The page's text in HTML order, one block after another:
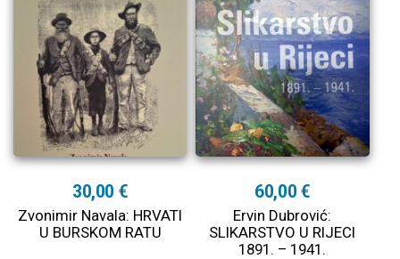
30,00 €
Zvonimir Navala: HRVATI
U BURSKOM RATU
60,00 €
Ervin Dubrović:
SLIKARSTVO U RIJECI
1891. – 1941.